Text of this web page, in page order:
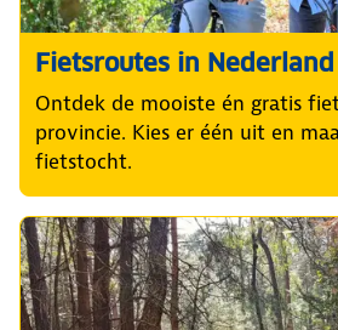
Fietsroutes in Nederland
Ontdek de mooiste én gratis
provincie. Kies er één uit en
fietstocht.